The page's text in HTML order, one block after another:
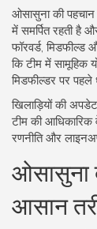
ओसासुना की
में समर्पित रहती है
फॉरवर्ड, मिडफील्ड
कि टीम में सामूहिक
मिडफील्डर पर
खिलाड़ियों की
टीम की
रणनीति और
आसान